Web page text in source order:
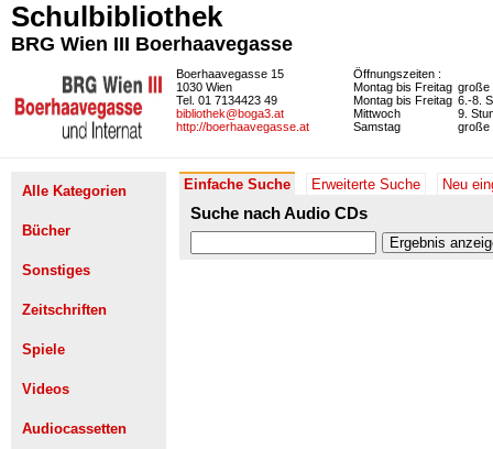
Schulbibliothek
BRG Wien III Boerhaavegasse
Boerhaavegasse 15
1030 Wien
Tel. 01 7134423 49
bibliothek@boga3.at
http://boerhaavegasse.at
Öffnungszeiten :
Montag bis Freitag große
Montag bis Freitag 6.-8.
Mittwoch
9.
Samstag
große
Einfache Suche Erweiterte Suche Neu
Suche nach Audio CDs
Alle Kategorien
Bücher
Sonstiges
Zeitschriften
Spiele
Videos
Audiocassetten